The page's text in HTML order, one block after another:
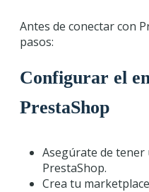
Antes de conectar con
pasos:
Configurar el
PrestaShop
Asegúrate de
PrestaShop.
Crea tu